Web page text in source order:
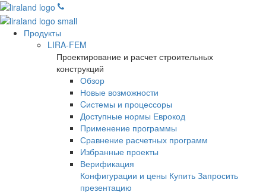
Продукты
LIRA-FEM
Проектирование и расчет строительных
конструкций
Обзор
Новые возможности
Cистемы и процессоры
Доступные нормы Еврокод
Применение программы
Сравнение расчетных программ
Избранные проекты
Верификация
Конфигурации и цены Купить Запросить
презентацию